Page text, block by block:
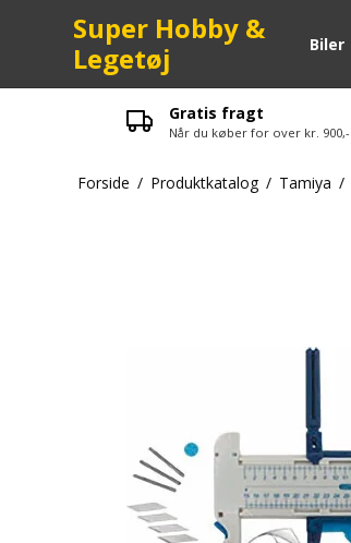
Super Hobby &
Legetøj
Biler
Gratis fragt
Når du køber for over kr. 900,-
Forside / Produktkatalog / Tamiya /